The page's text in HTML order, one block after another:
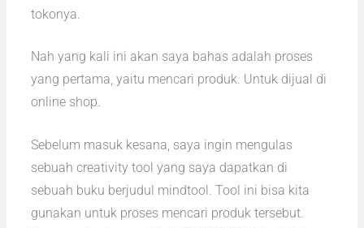
tokonya.
Nah yang kali ini akan saya bahas adalah proses
yang pertama, yaitu mencari produk. Untuk dijual di
online shop.
Sebelum masuk kesana, saya ingin mengulas
sebuah creativity tool yang saya dapatkan di
sebuah buku berjudul mindtool. Tool ini bisa kita
gunakan untuk proses mencari produk tersebut.